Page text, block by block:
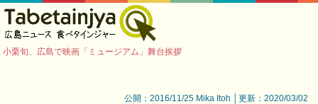
小栗旬、広島で映画「ミュージアム」舞台挨拶
公開：2016/11/25 Mika Itoh │更新：2020/03/02